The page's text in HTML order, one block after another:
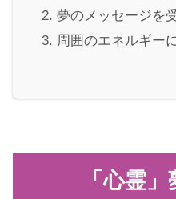
夢のメッセージを
周囲のエネルギー
「心霊